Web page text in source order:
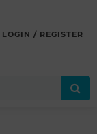
LOGIN / REGISTER